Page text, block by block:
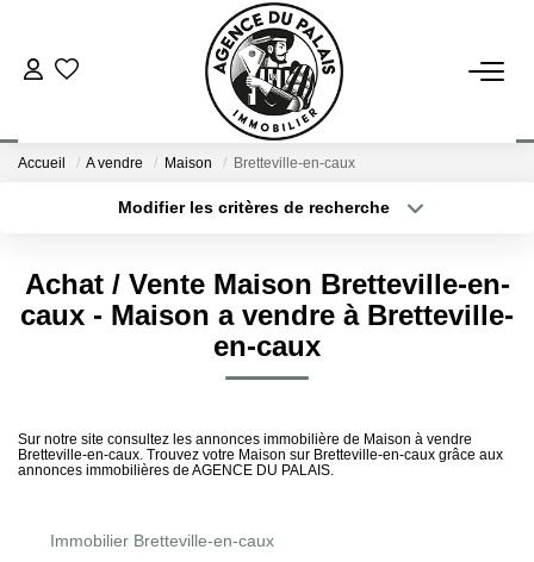
NOS BIENS
Louer
ESTIMATION
FAIRE GÉRER
BLOG : NOS ACTUS IMMO !
Accueil A vendre Maison Bretteville-en-caux
Modifier les critères de recherche
Sélectionnez...
Type de bien
Surface min
Achat / Vente Maison Bretteville-en-
caux - Maison a vendre à Bretteville-
en-caux
Sur notre site consultez les annonces immobilière de Maison à vendre
Bretteville-en-caux. Trouvez votre Maison sur Bretteville-en-caux grâce aux
annonces immobilières de AGENCE DU PALAIS.
Immobilier Bretteville-en-caux